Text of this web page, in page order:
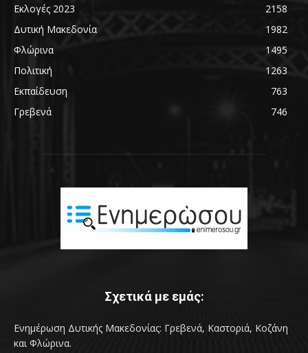
Εκλογές 2023
2158
Δυτική Μακεδονία
1982
Φλώρινα
1495
Πολιτική
1263
Εκπαίδευση
763
Γρεβενά
746
Σχετικά με εμάς:
Ενημέρωση Δυτικής Μακεδονίας: Γρεβενά, Καστοριά, Κοζάνη
και Φλώρινα.